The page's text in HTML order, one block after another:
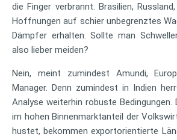
die Finger verbrannt. Brasilien,
Hoffnungen auf schier unbegrenztes
Dämpfer erhalten. Sollte man
also lieber meiden?
Nein, meint zumindest Amundi,
Manager. Denn zumindest in Indien
Analyse weiterhin robuste Bedingungen.
im hohen Binnenmarktanteil der
hustet, bekommen exportorientierte